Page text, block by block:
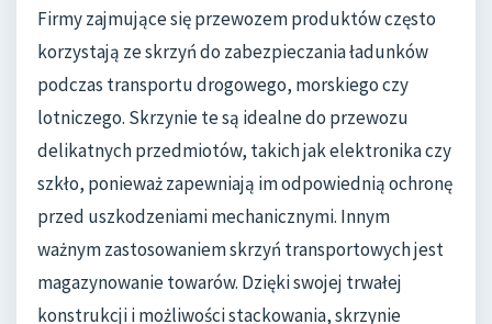
Firmy zajmujące się przewozem produktów często
korzystają ze skrzyń do zabezpieczania ładunków
podczas transportu drogowego, morskiego czy
lotniczego. Skrzynie te są idealne do przewozu
delikatnych przedmiotów, takich jak elektronika czy
szkło, ponieważ zapewniają im odpowiednią ochronę
przed uszkodzeniami mechanicznymi. Innym
ważnym zastosowaniem skrzyń transportowych jest
magazynowanie towarów. Dzięki swojej trwałej
konstrukcji i możliwości stackowania, skrzynie